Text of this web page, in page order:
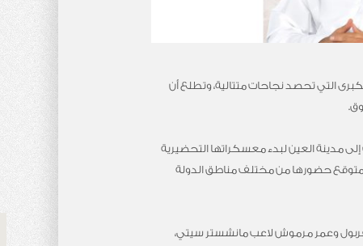
التي تحصد نجاحات متتالية، وتطلع أن
مدينة العين لبدء معسكراتها التحضيرية
المتوقع حضورها من مختلف مناطق الدولة
وعمر مرموش لاعب مانشستر سيتي،